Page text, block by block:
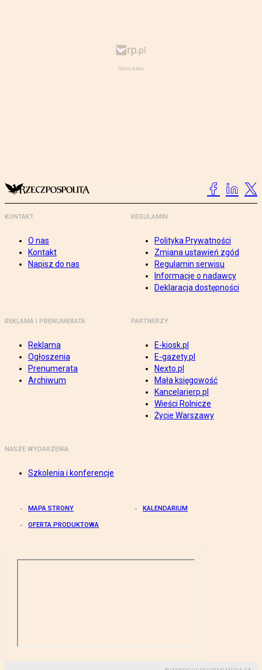
KONTAKT
O nas
Kontakt
Napisz do nas
REGULAMIN
Polityka Prywatności
Zmiana ustawień zgód
Regulamin serwisu
Informacje o nadawcy
Deklaracja dostępności
REKLAMA I PRENUMERATA
Reklama
Ogłoszenia
Prenumerata
Archiwum
PARTNERZY
E-kiosk.pl
E-gazety.pl
Nexto.pl
Mała księgowość
Kancelarierp.pl
Wieści Rolnicze
Życie Warszawy
NASZE WYDARZENIA
Szkolenia i konferencje
MAPA STRONY KALENDARIUM
OFERTA PRODUKTOWA